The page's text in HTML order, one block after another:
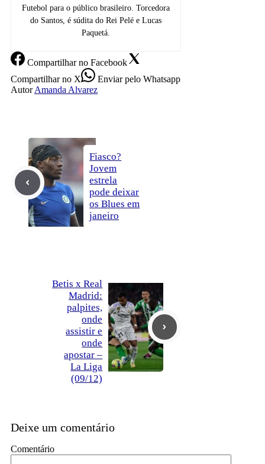
Futebol para o público brasileiro. Torcedora
do Santos, é súdita do Rei Pelé e Lucas
Paquetá.
Compartilharno Facebook
Compartilharno X Enviarpelo Whatsapp
Autor Amanda Alvarez
Fiasco?
Jovem
estrela
pode deixar
os Blues em
janeiro
Betis x Real
Madrid:
palpites,
onde
assistir e
onde
apostar –
La Liga
(09/12)
Deixe um comentário
Comentário